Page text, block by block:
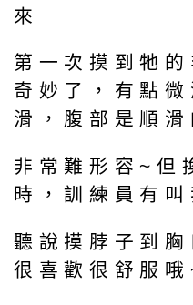
來
第一次摸到牠
奇妙了，有點
滑，腹部是順
非常難形容~但
時，訓練員有
聽說摸脖子到
很喜歡很舒服